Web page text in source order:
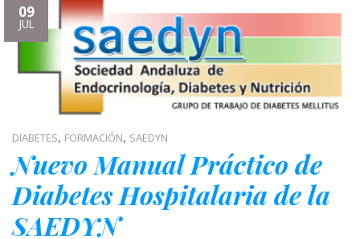
09
JUL
DIABETES, FORMACIÓN, SAEDYN
Nuevo Manual Práctico de
Diabetes Hospitalaria de la
SAEDYN